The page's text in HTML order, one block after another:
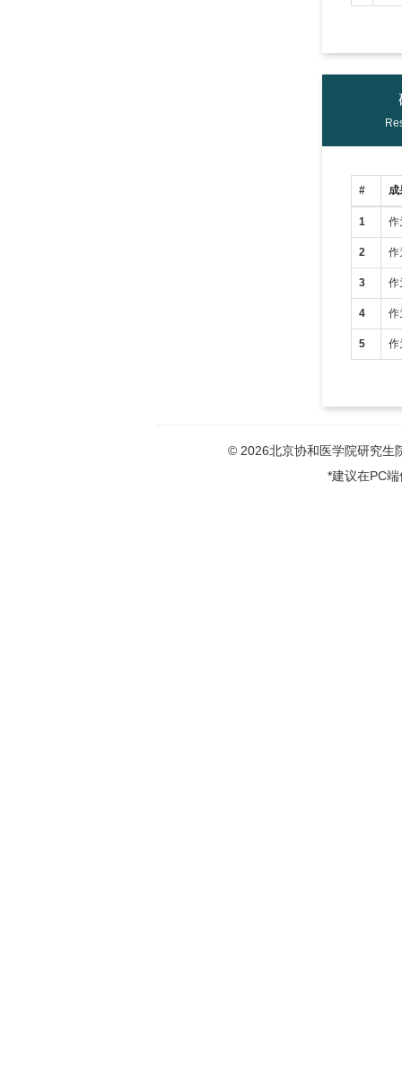
# 成
1 作
2 作
3 作
4 作
5 作
© 2026北京协和医学院研究生
*建议在PC